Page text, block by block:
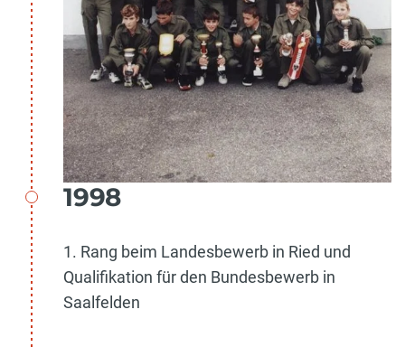
1998
1. Rang beim Landesbewerb in Ried und
Qualifikation für den Bundesbewerb in
Saalfelden